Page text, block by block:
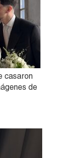
casaron
de